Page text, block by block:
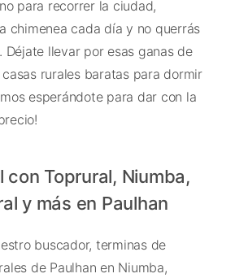
para recorrer la ciudad,
chimenea cada día y no querrás
Déjate llevar por esas ganas de
rurales baratas para dormir
esperándote para dar con la
con Toprural, Niumba,
y más en Paulhan
buscador, terminas de
de Paulhan en Niumba,